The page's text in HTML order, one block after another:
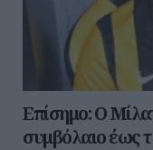
Επίσημο: Ο
συμβόλαιο έως